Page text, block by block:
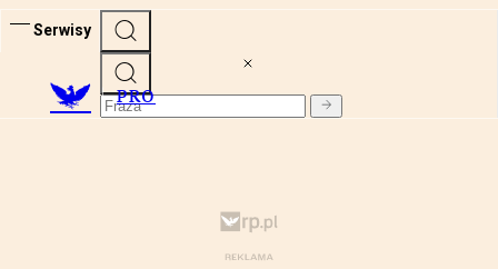
Serwisy
PRO